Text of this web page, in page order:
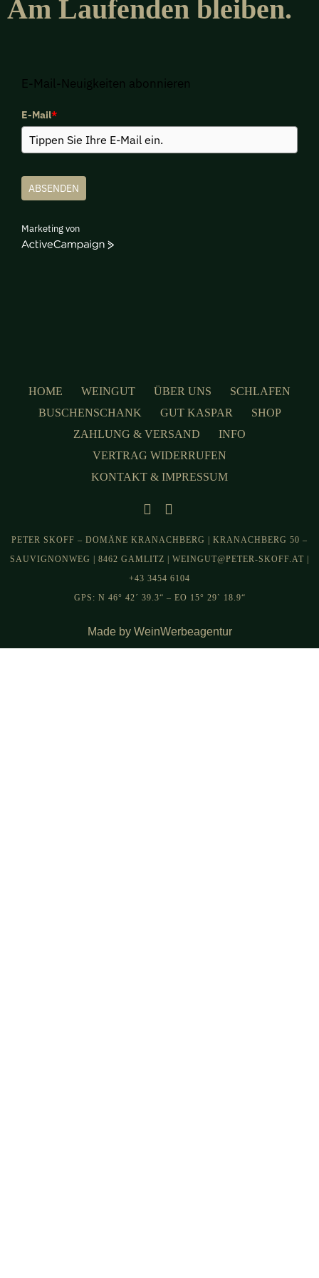
Am Laufenden bleiben.
E-Mail-Neuigkeiten abonnieren
E-Mail*
ABSENDEN
Marketing von
ActiveCampaign
HOME WEINGUT ÜBER UNS
SCHLAFEN
BUSCHENSCHANK
GUT KASPAR
SHOP
ZAHLUNG & VERSAND
INFO
VERTRAG WIDERRUFEN
KONTAKT & IMPRESSUM
PETER SKOFF – DOMÄNE KRANACHBERG | KRANACHBERG 50 –
SAUVIGNONWEG | 8462 GAMLITZ | WEINGUT@PETER-SKOFF.AT |
+43 3454 6104
GPS: N 46° 42´ 39.3“ – EO 15° 29` 18.9“
Made by WeinWerbeagentur